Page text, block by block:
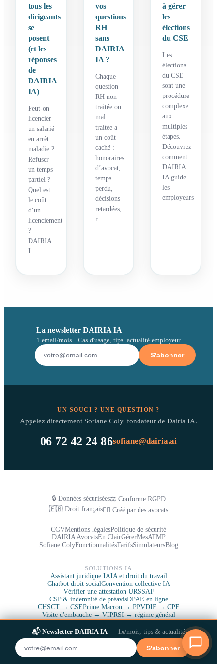
tous les
dirigeants
se
posent
(et les
réponses
de
DAIRIA
IA)
Peut-on
licencier
un salarié
en arrêt
maladie ?
Refuser
un temps
partiel ?
Quel est
le coût
d’un
licenciement
?
DAIRIA
I...
vos
questions
RH
sans
DAIRIA
IA ?
Chaque
question
RH non
traitée ou
mal
traitée a
un coût
caché :
honoraires
d’avocat,
temps
perdu,
décisions
retardées,
r...
à gérer
les
élections
du CSE
Les
élections
du CSE
sont une
procédure
complexe
aux
multiples
étapes.
Découvrez
comment
DAIRIA
IA guide
les
employeurs
...
La newsletter DAIRIA IA
1 email/mois · Cas d'usage, tips, actualité employeur
S'abonner
UN SOUCI ? UNE QUESTION ?
Appelez directement Sofiane Coly, fondateur de Dairia IA.
06 72 42 24 86sofiane@dairia.ai
🔒 Données sécurisées⚖️ Conforme RGPD
🇫🇷 Droit français👨‍⚖️ Créé par des avocats
CGVMentions légalesPolitique de sécurité
DAIRIA AvocatsEn ClairGérerMesATMP
Sofiane ColyFonctionnalitésTarifsSimulateursBlog
SOLUTIONS IA
Assistant juridique IAIA et droit du travail
Chatbot droit socialConvention collective IA
Vérifier une attestation URSSAF
CSP & indemnité de préavisDPAE en ligne
CHSCT → CSEPrime Macron → PPVDIF → CPF
Visite d'embauche → VIPRSI → régime général
Contrat de génération (supprimé)
Période de professionnalisation → reconversion
Simulateur rupture conventionnelle
📬 Newsletter DAIRIA IA — 1x/mois, tips & actualité
S'abonner ✕